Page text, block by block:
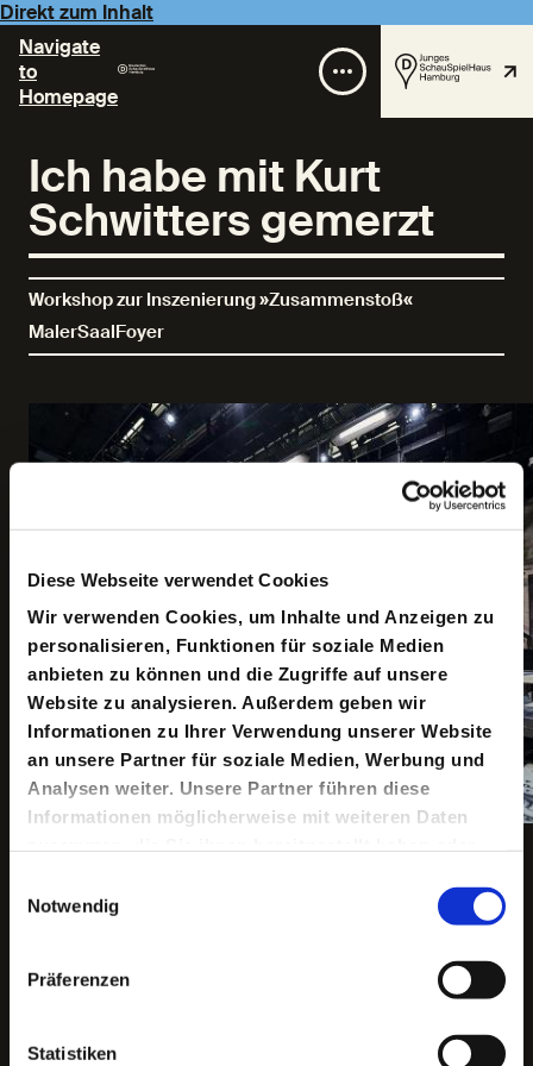
Diese Webseite verwendet Cookies
Wir verwenden Cookies, um Inhalte und Anzeigen zu
personalisieren, Funktionen für soziale Medien
anbieten zu können und die Zugriffe auf unsere
Website zu analysieren. Außerdem geben wir
Informationen zu Ihrer Verwendung unserer Website
an unsere Partner für soziale Medien, Werbung und
Analysen weiter. Unsere Partner führen diese
Informationen möglicherweise mit weiteren Daten
gesammelt haben.
Notwendig
Präferenzen
Statistiken
Direkt zum Inhalt
Navigate
to
Homepage
Ich habe mit Kurt
Schwitters gemerzt
Workshop zur Inszenierung »Zusammenstoß«
MalerSaalFoyer
„Ich war Kurt Schwitters im Jahre 1919 begegnet. Wir